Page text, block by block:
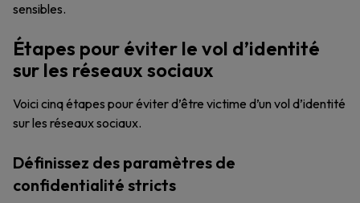
sensibles.
Étapes pour éviter le vol d’identité
sur les réseaux sociaux
Voici cinq étapes pour éviter d’être victime d’un vol d’identité
sur les réseaux sociaux.
Définissez des paramètres de
confidentialité stricts